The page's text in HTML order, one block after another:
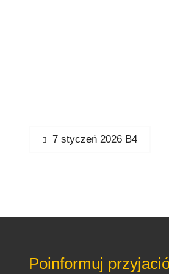
Nawigacja
Previous
7 styczeń 2026 B4
Poinformuj